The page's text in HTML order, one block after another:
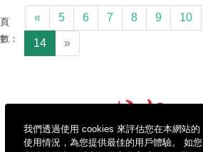
我們透過使用 cookies 來評估您在本網站的
使用情況，為您提供最佳的用戶體驗。 如您
頁
數：
« 5 6 7 8 9 10
14 »